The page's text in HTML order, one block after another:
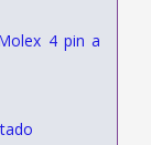
4 pin a